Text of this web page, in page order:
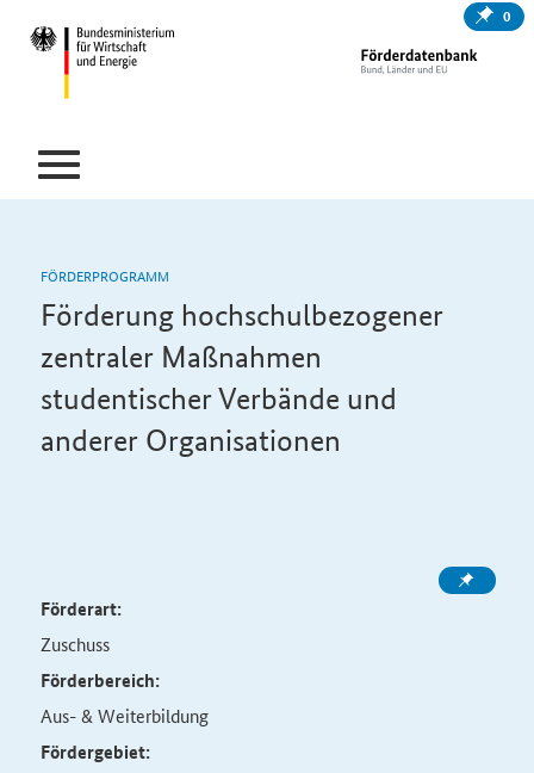
0
FÖRDERPROGRAMM
Förderung hochschulbezogener
zentraler Maßnahmen
studentischer Verbände und
anderer Organisationen
Förderart:
Zuschuss
Förderbereich:
Aus- & Weiterbildung
Fördergebiet: